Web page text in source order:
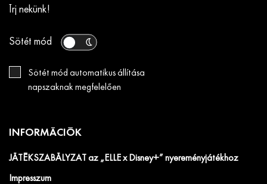
Írj nekünk!
Sötét mód
Sötét mód automatikus állítása
napszaknak megfelelően
INFORMÁCIÓK
JÁTÉKSZABÁLYZAT az „ELLE x Disney+” nyereményjátékhoz
Impresszum